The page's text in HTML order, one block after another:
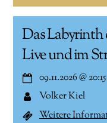
Das Labyrinth
Live und im
09.11.2026@20:15
Volker Kiel
Weitere